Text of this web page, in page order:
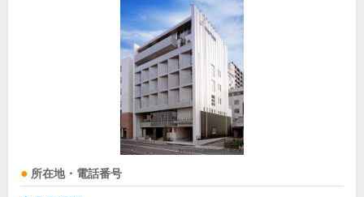
所在地・電話番号